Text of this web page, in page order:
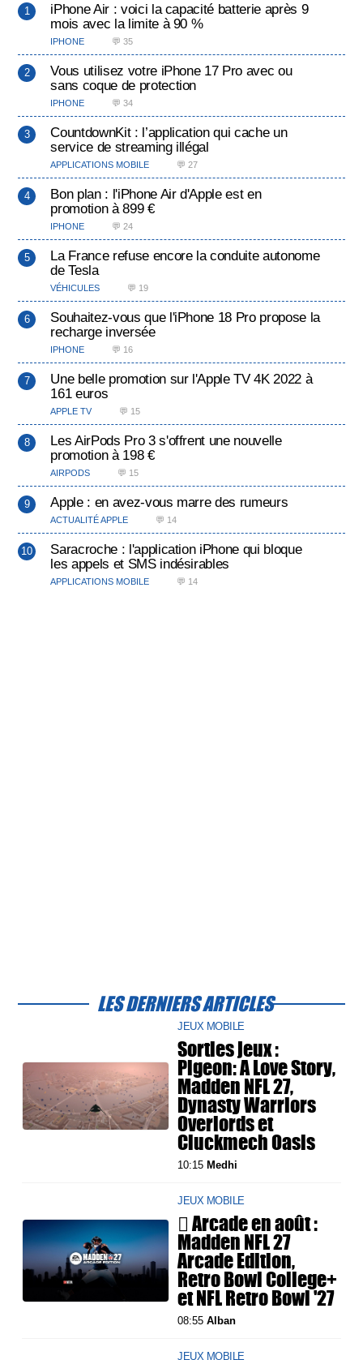
iPhone Air : voici la capacité batterie après 9
mois avec la limite à 90 %
IPHONE 💬 35
Vous utilisez votre iPhone 17 Pro avec ou
sans coque de protection
IPHONE 💬 34
CountdownKit : l’application qui cache un
service de streaming illégal
APPLICATIONS MOBILE 💬 27
Bon plan : l'iPhone Air d'Apple est en
promotion à 899 €
IPHONE 💬 24
La France refuse encore la conduite autonome
de Tesla
VÉHICULES 💬 19
Souhaitez-vous que l'iPhone 18 Pro propose la
recharge inversée
IPHONE 💬 16
Une belle promotion sur l'Apple TV 4K 2022 à
161 euros
APPLE TV 💬 15
Les AirPods Pro 3 s'offrent une nouvelle
promotion à 198 €
AIRPODS 💬 15
Apple : en avez-vous marre des rumeurs
ACTUALITÉ APPLE 💬 14
Saracroche : l'application iPhone qui bloque
les appels et SMS indésirables
APPLICATIONS MOBILE 💬 14
LES DERNIERS ARTICLES
JEUX MOBILE
Sorties jeux :
Pigeon: A Love Story,
Madden NFL 27,
Dynasty Warriors
Overlords et
Cluckmech Oasis
10:15 Medhi
JEUX MOBILE
 Arcade en août :
Madden NFL 27
Arcade Edition,
Retro Bowl College+
et NFL Retro Bowl '27
08:55Alban
JEUX MOBILE